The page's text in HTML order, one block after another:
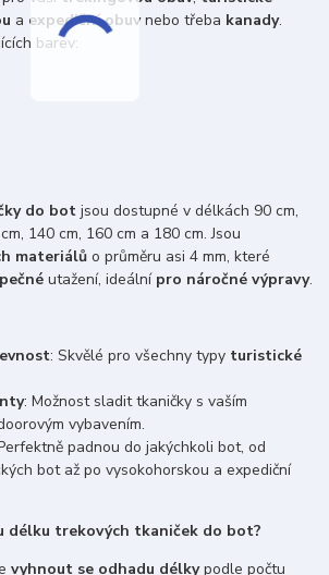
a expediční obuvnebo třeba kanady.
barev:
do bot jsou dostupné v délkách 90 cm,
140 cm, 160 cm a 180 cm. Jsou
materiálů o průměru asi 4 mm, které
utažení, ideální pro náročné výpravy.
: Skvělé pro všechny typy turistické
: Možnost sladit tkaničky s vaším
vybavením.
padnou do jakýchkoli bot, od
bot až po vysokohorskou a expediční
délku trekových tkaniček do bot?
vyhnout se odhadu délkypodle počtu